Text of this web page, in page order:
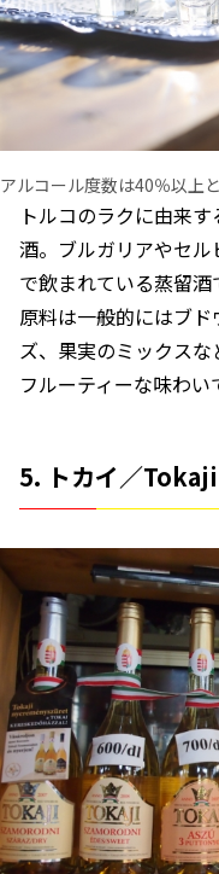
アルコール度数は40％以上
トルコのラクに由来
酒。ブルガリアやセ
で飲まれている蒸留酒
原料は一般的にはブ
ズ、果実のミックスな
フルーティーな味わい
5. トカイ／Tokaji